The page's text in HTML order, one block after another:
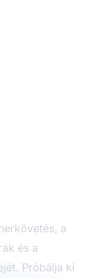
a
és a
Próbálja ki